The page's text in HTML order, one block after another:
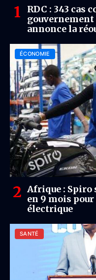
RDC : 343 cas
annonce la
ÉCONOMIE
Afrique : Spiro
en 9 mois
électrique
SANTÉ